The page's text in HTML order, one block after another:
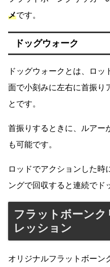
メです。
ドッグウォーク
ドッグウォークとは、ロ
面で小刻みに左右に首振り
とです。
首振りするときに、ルアー
も可能です。
ロッドでアクションした時
ングで回収すると連続でド
フラットボーン
レッション
オリジナルフラットボーン